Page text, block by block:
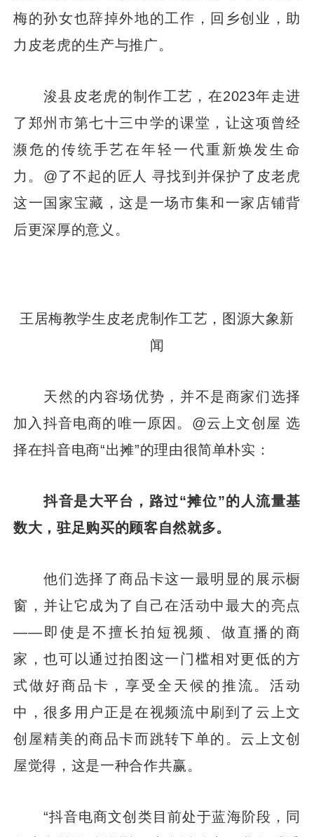
梅的孙女也辞掉外地的工作，回乡创业，助
力皮老虎的生产与推广。
浚县皮老虎的制作工艺，在2023年走进
了郑州市第七十三中学的课堂，让这项曾经
濒危的传统手艺在年轻一代重新焕发生命
力。@了不起的匠人 寻找到并保护了皮老虎
这一国家宝藏，这是一场市集和一家店铺背
后更深厚的意义。
王居梅教学生皮老虎制作工艺，图源大象新
闻
天然的内容场优势，并不是商家们选择
加入抖音电商的唯一原因。@云上文创屋 选
择在抖音电商“出摊”的理由很简单朴实：
抖音是大平台，路过“摊位”的人流量基
数大，驻足购买的顾客自然就多。
他们选择了商品卡这一最明显的展示橱
窗，并让它成为了自己在活动中最大的亮点
——即使是不擅长拍短视频、做直播的商
家，也可以通过拍图这一门槛相对更低的方
式做好商品卡，享受全天候的推流。活动
中，很多用户正是在视频流中刷到了云上文
创屋精美的商品卡而跳转下单的。云上文创
屋觉得，这是一种合作共赢。
“抖音电商文创类目前处于蓝海阶段，同